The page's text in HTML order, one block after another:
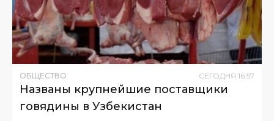
ОБЩЕСТВО СЕГОДНЯ 16:57
Названы крупнейшие поставщики
говядины в Узбекистан